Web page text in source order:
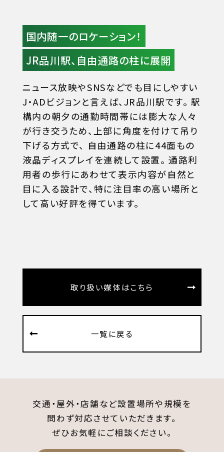
国内随一のロケーション！
JR品川駅、自由通路の柱に展開
ニュース放映やSNSなどでも目にしやすい
J・ADビジョンと言えば、JR品川駅です。 駅
構内の朝夕の通勤時間帯には膨大な人々
が行き交うため、上部に角度を付けて吊り
下げる方式で、 自由通路の柱に44面もの
液晶ディスプレイを連続して設置。 通路利
用者の歩行にあわせて表示内容が自然と
目に入る設計で、特に注目率の高い場所と
して高い好評を得ています。
取り扱い媒体はこちら
一覧に戻る
交通・屋外・店舗など設置場所や規模を
問わず対応させていただきます。
ぜひお気軽にご相談ください。